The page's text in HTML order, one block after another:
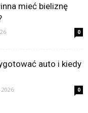
mieć bieliznę
0
auto i kiedy
0